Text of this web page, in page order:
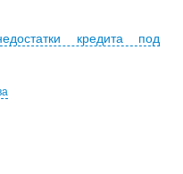
кредита под